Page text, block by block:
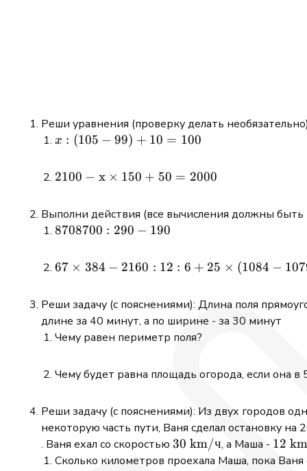
Реши уравнения (проверку делать
x:(105-
x : (105 − 99) + 10 = 100
2100-
150+50=2000
2100 − x × 150 + 50 = 2000
Выполни действия (все вычисления должны быть
8708700:
8708700 : 290 − 190
67 \times
\times(1084-
1079) \times
12
67 × 384 − 2160 : 12 : 6 + 25 × (1084 −
Реши задачу (с пояснениями): Длина поля
длине за 40 минут, а по ширине - за 30 минут
Чему равен периметр поля?
Чему будет равна площадь огорода, если она
Реши задачу (с пояснениями): Из двух городов
некоторую часть пути, Ваня сделал остановку
. Ваня ехал со скоростью 30
\mathrm{~km}
30 km/ч, а Маша - 12
12 km
Сколько километров проехала Маша, пока Ваня